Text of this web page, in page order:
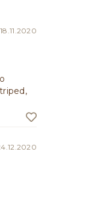
18.11.2020